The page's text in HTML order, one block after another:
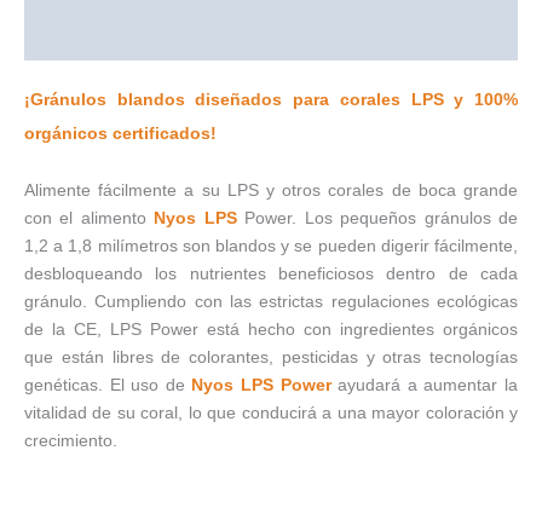
¡Gránulos blandos diseñados para corales LPS y 100%
orgánicos certificados!
Alimente fácilmente a su LPS y otros corales de boca grande
con el alimento Nyos LPSPower. Los pequeños gránulos de
1,2 a 1,8 milímetros son blandos y se pueden digerir fácilmente,
desbloqueando los nutrientes beneficiosos dentro de cada
gránulo. Cumpliendo con las estrictas regulaciones ecológicas
de la CE, LPS Power está hecho con ingredientes orgánicos
que están libres de colorantes, pesticidas y otras tecnologías
genéticas. El uso de Nyos LPS Powerayudará a aumentar la
vitalidad de su coral, lo que conducirá a una mayor coloración y
crecimiento.